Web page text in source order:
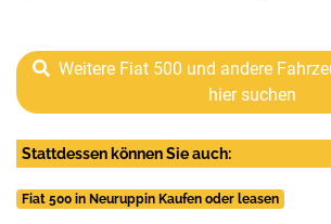
Weitere Fiat 500 und andere
hier suchen
Stattdessen können Sie auch:
Fiat 500 in Neuruppin Kaufen oder leasen